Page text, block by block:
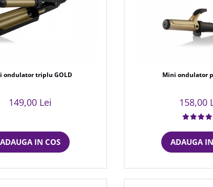
ondulator triplu GOLD
149,00 Lei
ADAUGA IN COS
Mini ondulator
158,00
ADAUGA